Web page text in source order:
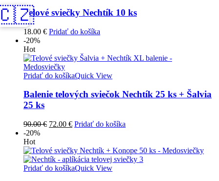
Telové sviečky Nechtík 10 ks
18.00 € Pridať do košíka
-20%
Hot
Pridať do košíkaQuick View
Balenie telových sviečok Nechtík 25 ks + Šalvia
25 ks
90.00€ Pôvodná
90.00 €.
72.00 €Aktuálna
72.00 €.
Pridať do košíka
-20%
Hot
Pridať do košíkaQuick View